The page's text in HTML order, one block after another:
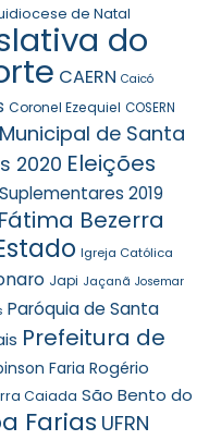
de Natal
do
CAERN Caicó
Coronel Ezequiel COSERN
de Santa
2020 Eleições
2019
Fátima Bezerra
Igreja Católica
Japi Jaçanã Josemar
Paróquia de Santa
Prefeitura de
Faria Rogério
Caiada São Bento do
Farias UFRN